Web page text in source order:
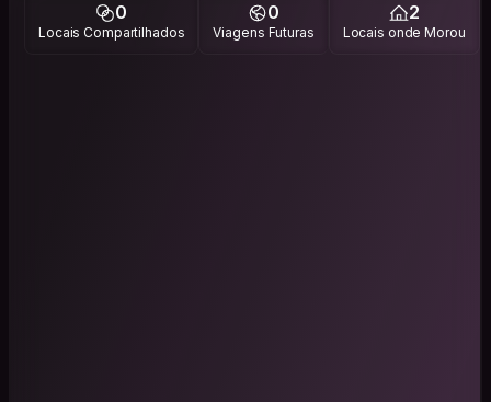
0
Locais Compartilhados
0
Viagens Futuras
2
Locais onde Morou